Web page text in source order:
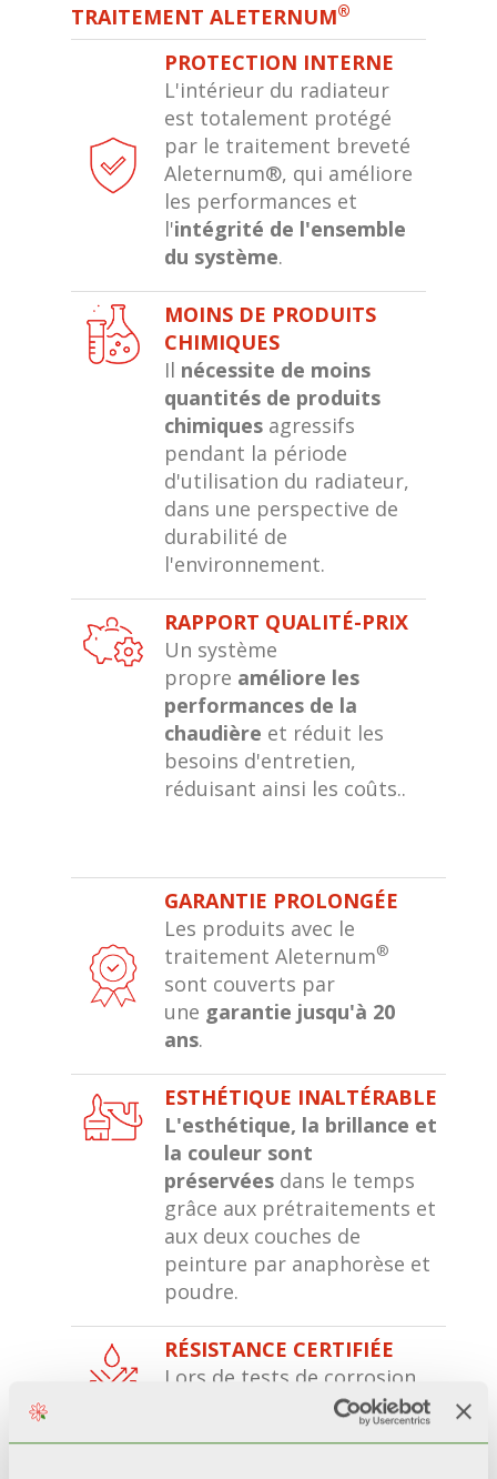
TRAITEMENT ALETERNUM®
PROTECTION INTERNE
L'intérieur du radiateur
est totalement protégé
par le traitement breveté
Aleternum®, qui améliore
les performances et
l'intégrité de l'ensemble
du système.
MOINS DE PRODUITS
CHIMIQUES
Il nécessite de moins
quantités de produits
chimiques agressifs
pendant la période
d'utilisation du radiateur,
dans une perspective de
durabilité de
l'environnement.
RAPPORT QUALITÉ-PRIX
Un système
propre améliore les
performances de la
chaudière et réduit les
besoins d'entretien,
réduisant ainsi les coûts..
GARANTIE PROLONGÉE
Les produits avec le
traitement Aleternum®
sont couverts par
une garantie jusqu'à 20
ans.
ESTHÉTIQUE INALTÉRABLE
L'esthétique, la brillance et
la couleur sont
préservées dans le temps
grâce aux prétraitements et
aux deux couches de
peinture par anaphorèse et
poudre.
RÉSISTANCE CERTIFIÉE
Lors de tests de corrosion
accélérée*, les radiateurs
avec une double couche de